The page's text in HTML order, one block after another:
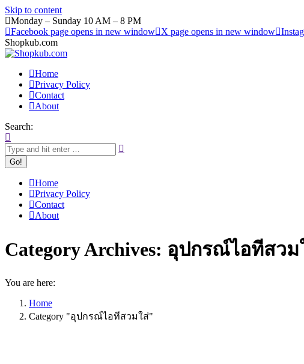
Skip to content
Monday – Sunday 10 AM – 8 PM
Facebook page opens in new window
X page opens in new window
Shopkub.com
Home
Privacy Policy
Contact
About
Search:
Home
Privacy Policy
Contact
About
Category Archives: อุปกรณ์ไอทีสวม
You are here:
Home
Category "อุปกรณ์ไอทีสวมใส่"